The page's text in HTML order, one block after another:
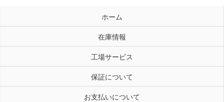
ホーム
在庫情報
工場サービス
保証について
お支払いについて